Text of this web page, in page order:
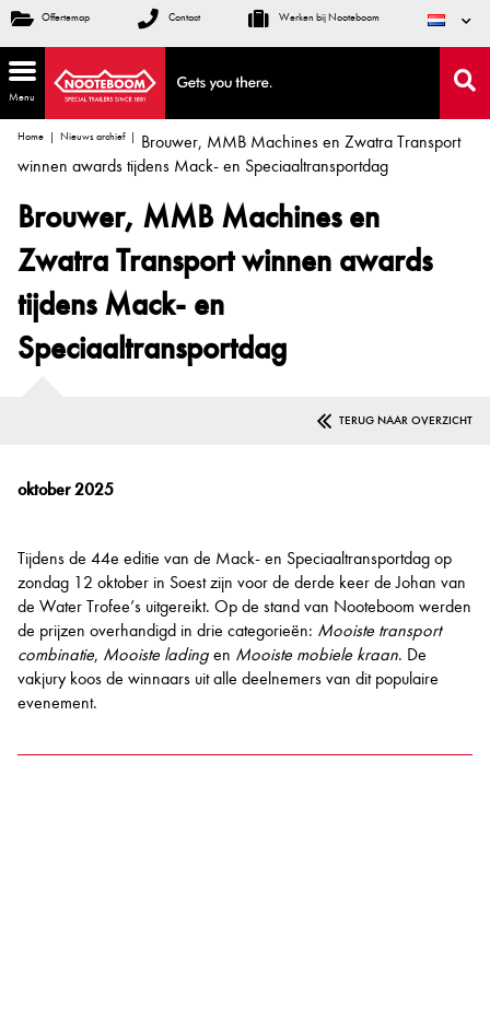
Offertemap Contact Werken bij Nooteboom
Menu
Home Nieuws archief
Brouwer, MMB Machines en Zwatra Transport
winnen awards tijdens Mack- en Speciaaltransportdag
Brouwer, MMB Machines en
Zwatra Transport winnen awards
tijdens Mack- en
Speciaaltransportdag
TERUG NAAR OVERZICHT
oktober 2025
Tijdens de 44e editie van de Mack- en Speciaaltransportdag op
zondag 12 oktober in Soest zijn voor de derde keer de Johan van
de Water Trofee’s uitgereikt. Op de stand van Nooteboom werden
de prijzen overhandigd in drie categorieën: Mooiste transport
combinatie, Mooiste lading en Mooiste mobiele kraan. De
vakjury koos de winnaars uit alle deelnemers van dit populaire
evenement.